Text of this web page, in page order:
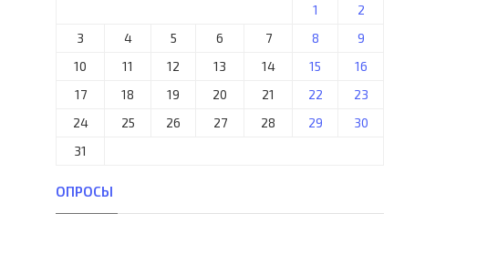
1
2
3
4 5 6 7 8
9
10
11 12 13 14 15
16
17
18 19 20 21 22
23
24
25 26 27 28 29
30
31
ОПРОСЫ